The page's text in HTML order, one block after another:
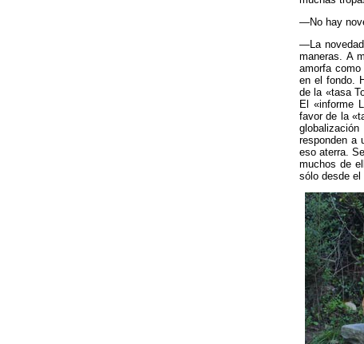
—No hay
—La
maneras. A
amorfa
en el fondo.
de la «tasa
El «informe
favor de la
responden a
eso aterra.
muchos de
sólo desde